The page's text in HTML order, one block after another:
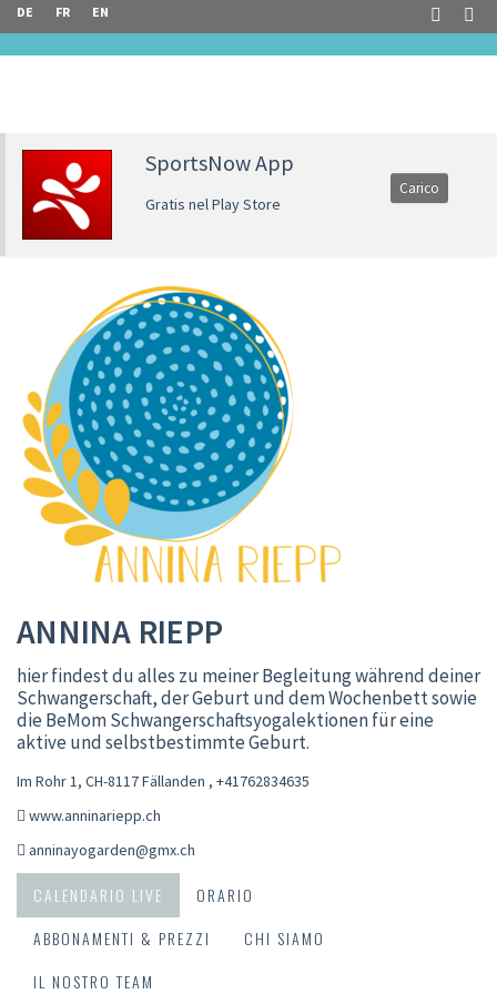
DE FR EN
SportsNow App
Gratis nel Play Store
Carico
ANNINA RIEPP
hier findest du alles zu meiner Begleitung während deiner
Schwangerschaft, der Geburt und dem Wochenbett sowie
die BeMom Schwangerschaftsyogalektionen für eine
aktive und selbstbestimmte Geburt.
Im Rohr 1, CH-8117 Fällanden , +41762834635
www.anninariepp.ch
anninayogarden@gmx.ch
CALENDARIO LIVE
ORARIO
ABBONAMENTI & PREZZI
CHI SIAMO
IL NOSTRO TEAM